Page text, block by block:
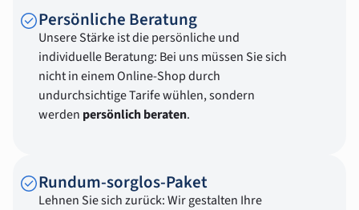
Persönliche Beratung
Unsere Stärke ist die persönliche und
individuelle Beratung: Bei uns müssen Sie sich
nicht in einem Online-Shop durch
undurchsichtige Tarife wühlen, sondern
werden persönlich beraten.
Rundum-sorglos-Paket
Lehnen Sie sich zurück: Wir gestalten Ihre